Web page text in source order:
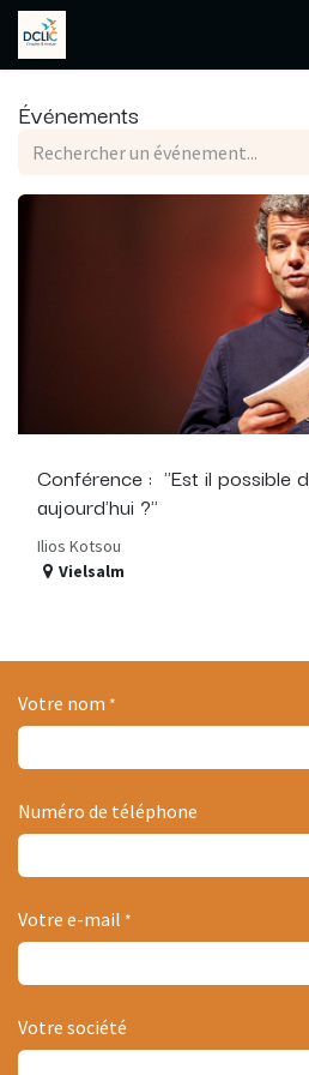
Se rendre au contenu
Événements
Conférence : "Est il possible
aujourd'hui ?"
Ilios Kotsou
Vielsalm
Votre nom *
Numéro de téléphone
Votre e-mail *
Votre société